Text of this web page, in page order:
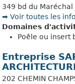
349 bd du Maréchal
➡️ Voir toutes les
Domaines
Poêle ou insert
Entreprise
202 CHEMIN